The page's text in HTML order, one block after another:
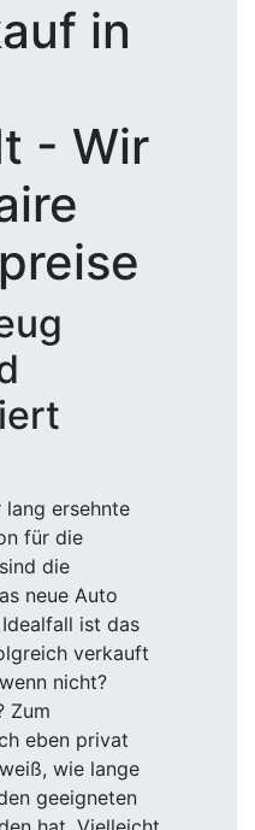
in
- Wir
ersehnte
für die
die
neue Auto
ist das
verkauft
nicht?
Zum
eben privat
wie lange
geeigneten